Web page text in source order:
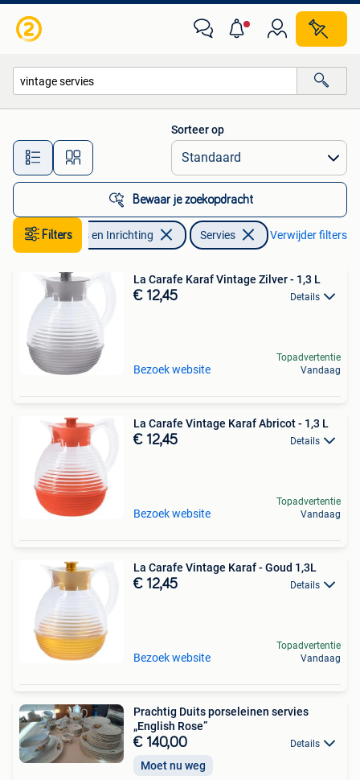
Alle afstanden…
Sorteer op
Bewaar je zoekopdracht
FiltersHuis en Inrichting Servies Verwijder filters
La Carafe Karaf Vintage Zilver - 1,3 L
€ 12,45 Details
Bezoek website
Topadvertentie
Vandaag
La Carafe Vintage Karaf Abricot - 1,3 L
€ 12,45 Details
Bezoek website
Topadvertentie
Vandaag
La Carafe Vintage Karaf - Goud 1,3L
€ 12,45 Details
Bezoek website
Topadvertentie
Vandaag
Prachtig Duits porseleinen servies
„English Rose”
€ 140,00 Details
Moet nu weg